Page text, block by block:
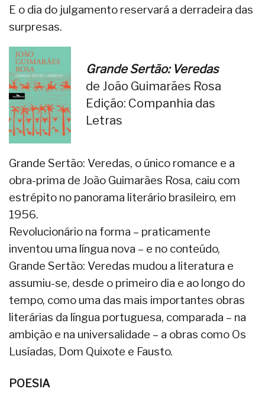
E o dia do julgamento reservará a derradeira das
surpresas.
Grande Sertão: Veredas
de João Guimarães Rosa
Edição: Companhia das
Letras
Grande Sertão: Veredas, o único romance e a
obra-prima de João Guimarães Rosa, caiu com
estrépito no panorama literário brasileiro, em
1956.
Revolucionário na forma – praticamente
inventou uma língua nova – e no conteúdo,
Grande Sertão: Veredas mudou a literatura e
assumiu-se, desde o primeiro dia e ao longo do
tempo, como uma das mais importantes obras
literárias da língua portuguesa, comparada – na
ambição e na universalidade – a obras como Os
Lusíadas, Dom Quixote e Fausto.
POESIA